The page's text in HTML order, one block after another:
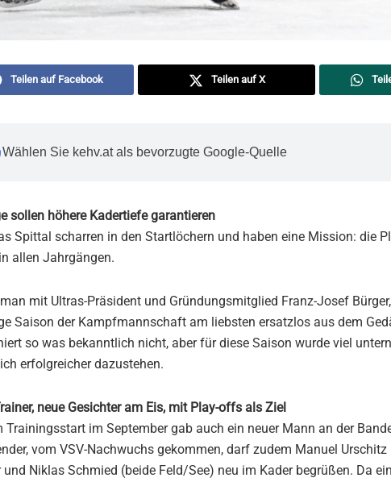
Teilen auf Facebook Teilen auf X
Wählen Sie kehv.at als bevorzugte Google-Quelle
sollen höhere Kadertiefe garantieren
Spittal scharren in den Startlöchern und haben eine Mission: die
allen Jahrgängen.
mit Ultras-Präsident und Gründungsmitglied Franz-Josef
Saison der Kampfmannschaft am liebsten ersatzlos aus dem
so was bekanntlich nicht, aber für diese Saison wurde viel
erfolgreicher dazustehen.
neue Gesichter am Eis, mit Play-offs als Ziel
Trainingsstart im September gab auch ein neuer Mann an der
vom VSV-Nachwuchs gekommen, darf zudem Manuel
und Niklas Schmied (beide Feld/See) neu im Kader begrüßen. Da